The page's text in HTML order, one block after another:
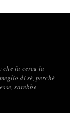
che fa cerca la
di sé, perché
sarebbe